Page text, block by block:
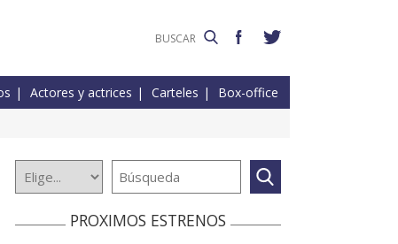
Actores y actrices Carteles Box-office
PROXIMOS ESTRENOS